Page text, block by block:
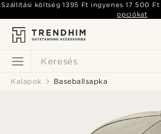
Keresés
Szállítási költség1395 Ft ingyenes 17 500 Ft
opciókat
Kalapok Baseballsapka